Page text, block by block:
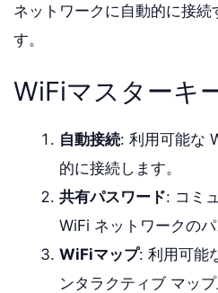
ネットワークに自動的に接
す。
WiFiマスターキ
自動接続: 利用可能な
的に接続します。
共有パスワード: コミ
WiFi ネットワークの
WiFiマップ: 利用可能
ンタラクティブ マップ